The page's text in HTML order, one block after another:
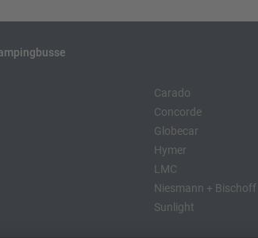
Carado
Concorde
Globecar
Hymer
LMC
Niesmann + Bischoff
Sunlight